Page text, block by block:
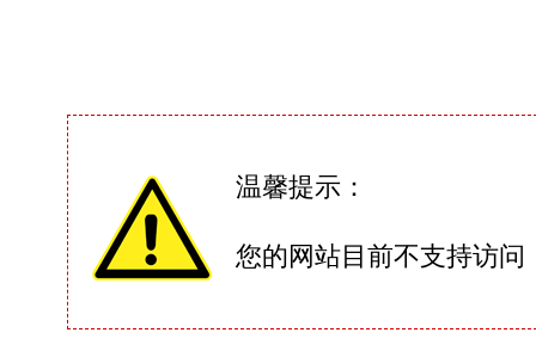
温馨提示：
您的网站目前不支持访